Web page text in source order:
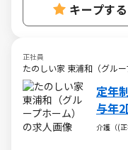
キープする
正社員
たのしい家 東浦和（グルー
定年
与年
ド上
介護（(正